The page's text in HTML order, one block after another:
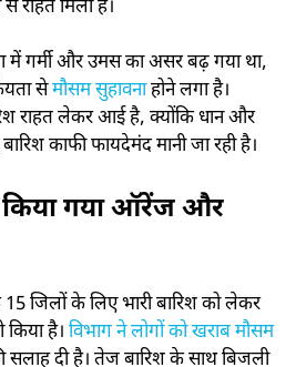
राहत मिली है।
में गर्मी और उमस का असर बढ़ गया था,
सेमौसम सुहावनाहोने लगा है।
राहत लेकर आई है, क्योंकि धान और
काफी फायदेमंद मानी जा रही है।
किया गया ऑरेंज और
15 जिलों के लिए भारी बारिश को लेकर
है। विभाग ने लोगों को खराब मौसम
सलाह दी है। तेज बारिश के साथ बिजली